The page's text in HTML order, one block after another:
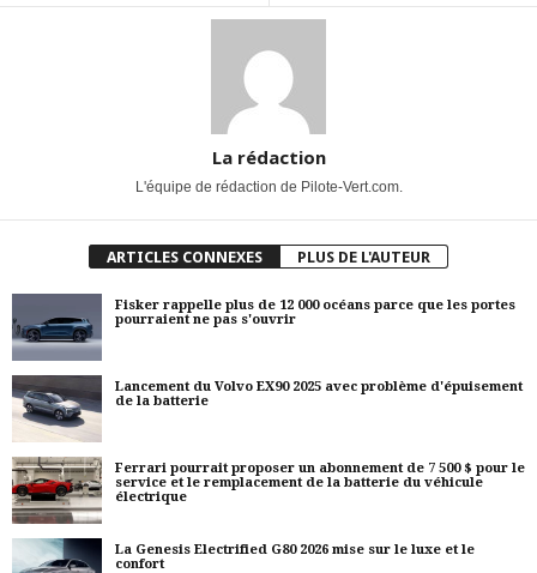
La rédaction
L'équipe de rédaction de Pilote-Vert.com.
ARTICLES CONNEXES PLUS DE L'AUTEUR
Fisker rappelle plus de 12 000 océans parce que les portes
pourraient ne pas s'ouvrir
Lancement du Volvo EX90 2025 avec problème d'épuisement
de la batterie
Ferrari pourrait proposer un abonnement de 7 500 $ pour le
service et le remplacement de la batterie du véhicule
électrique
La Genesis Electrified G80 2026 mise sur le luxe et le
confort